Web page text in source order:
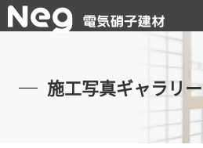
施工写真ギャラリー